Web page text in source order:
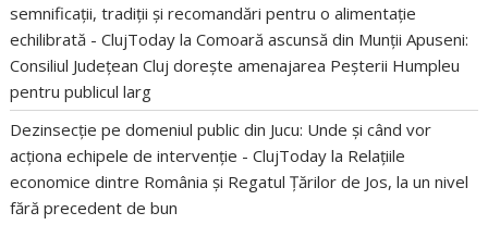
semnificații, tradiții și recomandări pentru o alimentație
echilibrată - ClujToday laComoară ascunsă din Munții Apuseni:
Consiliul Județean Cluj dorește amenajarea Peșterii Humpleu
pentru publicul larg
Dezinsecție pe domeniul public din Jucu: Unde și când vor
acționa echipele de intervenție - ClujToday la Relațiile
economice dintre România și Regatul Țărilor de Jos, la un nivel
fără precedent de bun